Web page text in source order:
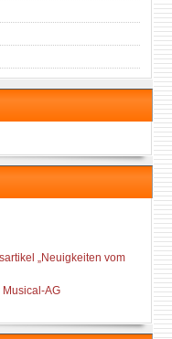
„Neuigkeiten vom
AG